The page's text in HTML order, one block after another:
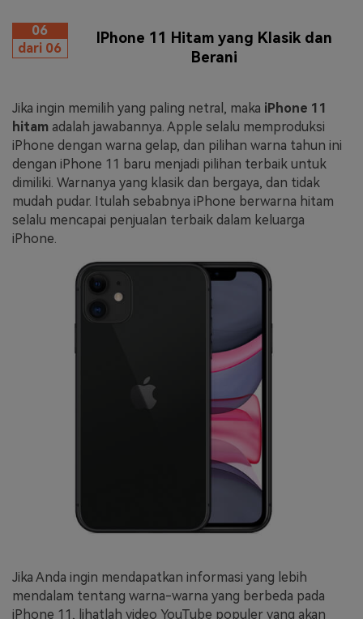
06
dari 06
IPhone 11 Hitam yang Klasik dan
Berani
Jika ingin memilih yang paling netral, maka iPhone 11
hitam adalah jawabannya. Apple selalu memproduksi
iPhone dengan warna gelap, dan pilihan warna tahun ini
dengan iPhone 11 baru menjadi pilihan terbaik untuk
dimiliki. Warnanya yang klasik dan bergaya, dan tidak
mudah pudar. Itulah sebabnya iPhone berwarna hitam
selalu mencapai penjualan terbaik dalam keluarga
iPhone.
Jika Anda ingin mendapatkan informasi yang lebih
mendalam tentang warna-warna yang berbeda pada
iPhone 11, lihatlah video YouTube populer yang akan